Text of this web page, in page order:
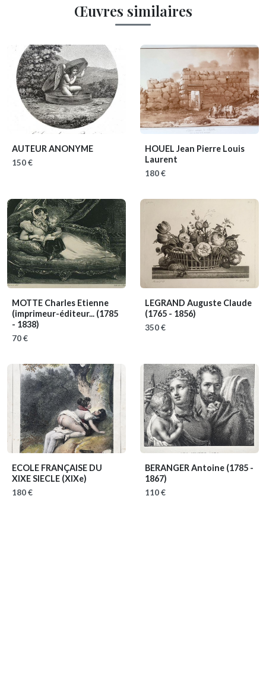
Œuvres similaires
AUTEUR ANONYME
150 €
HOUEL Jean Pierre Louis
Laurent
180 €
MOTTE Charles Etienne
(imprimeur-éditeur... (1785
- 1838)
70 €
LEGRAND Auguste Claude
(1765 - 1856)
350 €
ECOLE FRANÇAISE DU
XIXE SIECLE (XIXe)
180 €
BERANGER Antoine (1785 -
1867)
110 €